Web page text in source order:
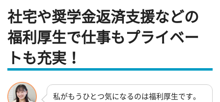
社宅や奨学金返済支援などの
福利厚生で仕事もプライベー
トも充実！
私がもうひとつ気になるのは福利厚生です。